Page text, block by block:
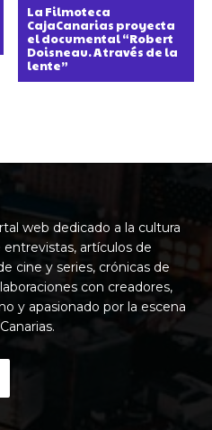
La Filmoteca
CajaCanarias proyecta
el documental “Robert
Doisneau. A través de la
lente”
web dedicado a la cultura
artículos de
cine y series, crónicas de
con creadores,
y apasionado por la escena